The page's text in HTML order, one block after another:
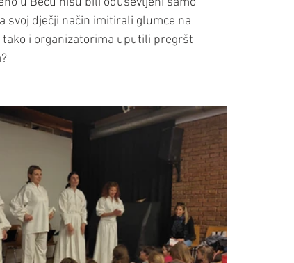
svoj dječji način imitirali glumce na
i organizatorima uputili pregršt